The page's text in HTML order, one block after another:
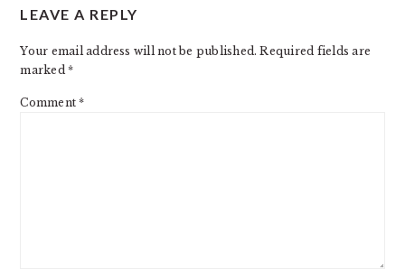
INTERACTIONS
LEAVE A REPLY
Your email address will not be published. Required fields are
marked*
Comment*